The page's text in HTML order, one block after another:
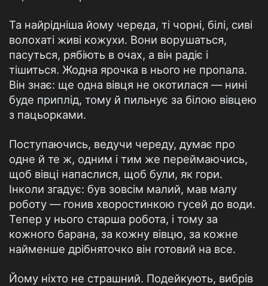
Та найрідніша йому череда, ті чорні, білі, сиві
волохаті живі кожухи. Вони ворушаться,
пасуться, рябіють в очах, а він радіє і
тішиться. Жодна ярочка в нього не пропала.
Він знає: ще одна вівця не окотилася — нині
буде приплід, тому й пильнує за білою вівцею
з пацьорками.
Поступаючись, ведучи череду, думає про
одне й те ж, одним і тим же переймаючись,
щоб вівці напаслися, щоб були, як гори.
Інколи згадує: був зовсім малий, мав малу
роботу — гонив хворостинкою гусей до води.
Тепер у нього старша робота, і тому за
кожного барана, за кожну вівцю, за кожне
найменше дрібняточко він готовий на все.
Йому ніхто не страшний. Подейкують, вибрів